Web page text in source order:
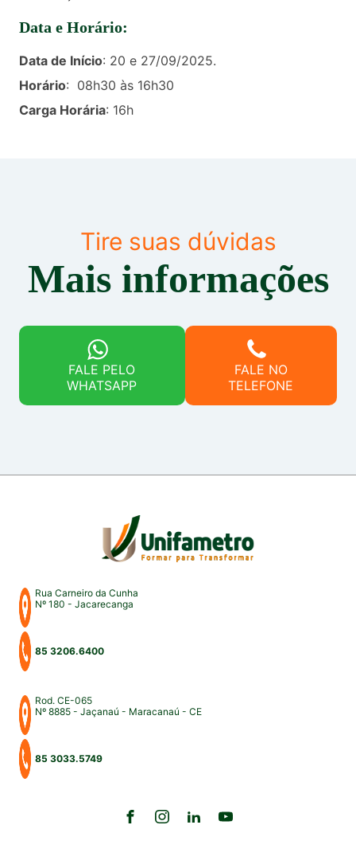
Data e Horário:
Data de Início: 20 e 27/09/2025.
Horário: 08h30 às 16h30
Carga Horária: 16h
Tire suas dúvidas
Mais informações
FALE PELO
WHATSAPP
FALE NO
TELEFONE
Rua Carneiro da Cunha
Nº 180 - Jacarecanga
85 3206.6400
Rod. CE-065
Nº 8885 - Jaçanaú - Maracanaú - CE
85 3033.5749